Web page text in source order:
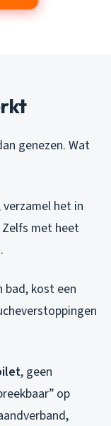
genezen. Wat
verzamel het in
met heet
bad, kost een
, geen
op